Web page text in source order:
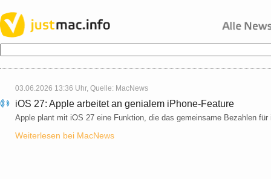
03.06.2026 13:36 Uhr, Quelle: MacNews
iOS 27: Apple arbeitet an genialem iPhone-Feature
Apple plant mit iOS 27 eine Funktion, die das gemeinsame Bezahlen für
Weiterlesen bei MacNews